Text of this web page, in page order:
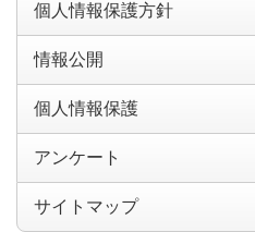
個人情報保護方針
情報公開
個人情報保護
アンケート
サイトマップ